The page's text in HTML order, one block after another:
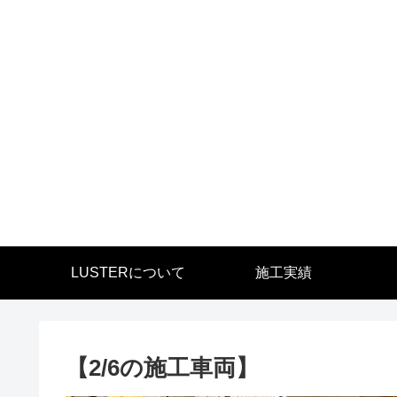
LUSTERについて 施工実績
【2/6の施工車両】